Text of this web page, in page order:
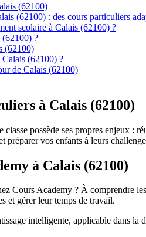
(62100)
(62100) : des cours particuliers
scolaire à Calais (62100) ?
(62100) ?
(62100)
(62100) ?
de Calais (62100)
à Calais (62100)
possède ses propres enjeux
vos enfants à leurs
à Calais (62100)
Cours Academy ? À comprendre
et gérer leur temps de travail.
intelligente, applicable dans